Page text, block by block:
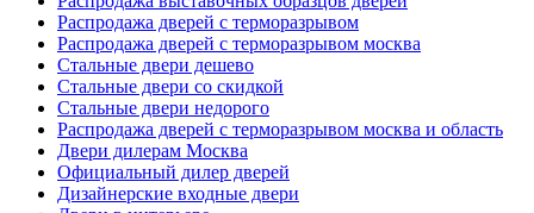
Распродажа дверей с терморазрывом
Распродажа дверей с терморазрывом москва
Стальные двери дешево
Стальные двери со скидкой
Стальные двери недорого
Распродажа дверей с терморазрывом москва и область
Двери дилерам Москва
Официальный дилер дверей
Дизайнерские входные двери